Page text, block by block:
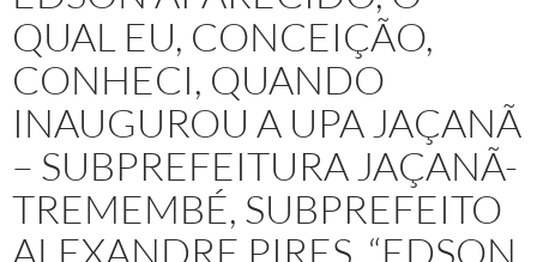
QUAL EU, CONCEIÇÃO,
CONHECI, QUANDO
INAUGUROU A UPA JAÇANÃ
– SUBPREFEITURA JAÇANÃ-
TREMEMBÉ, SUBPREFEITO
ALEXANDRE PIRES. “EDSON